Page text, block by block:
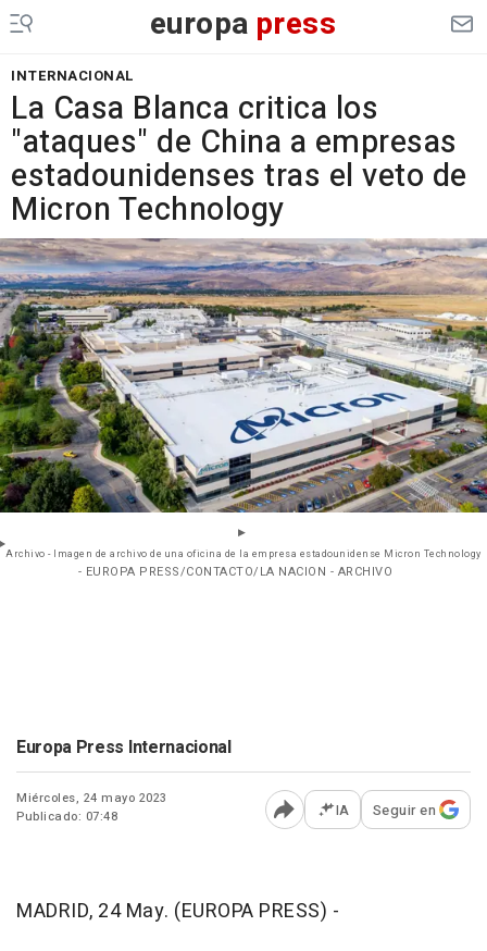
europa press
INTERNACIONAL
La Casa Blanca critica los
"ataques" de China a empresas
estadounidenses tras el veto de
Micron Technology
Archivo - Imagen de archivo de una oficina de la empresa estadounidense Micron Technology
- EUROPA PRESS/CONTACTO/LA NACION - ARCHIVO
Europa Press Internacional
Miércoles, 24 mayo 2023
Publicado: 07:48
Abrir opciones para
IA Seguir en
MADRID, 24 May. (EUROPA PRESS) -